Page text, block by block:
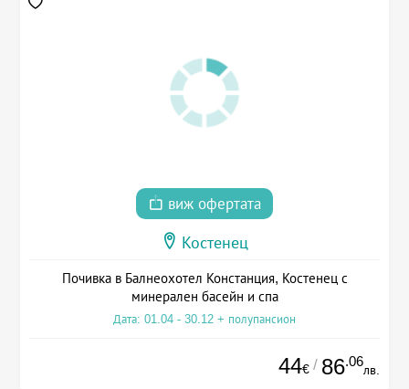
виж офертата
Костенец
Почивка в Балнеохотел Констанция, Костенец с
минерален басейн и спа
Дата: 01.04 - 30.12 + полупансион
44€ / 86.06
лв.